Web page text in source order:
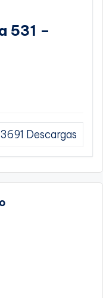
531 –
3691 Descargas